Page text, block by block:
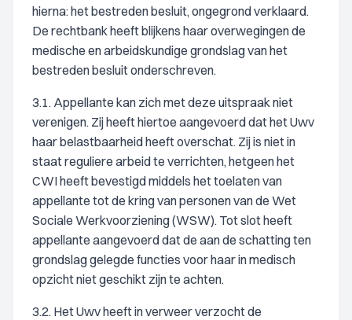
hierna: het bestreden besluit, ongegrond verklaard.
De rechtbank heeft blijkens haar overwegingen de
medische en arbeidskundige grondslag van het
bestreden besluit onderschreven.
3.1. Appellante kan zich met deze uitspraak niet
verenigen. Zij heeft hiertoe aangevoerd dat het Uwv
haar belastbaarheid heeft overschat. Zij is niet in
staat reguliere arbeid te verrichten, hetgeen het
CWI heeft bevestigd middels het toelaten van
appellante tot de kring van personen van de Wet
Sociale Werkvoorziening (WSW). Tot slot heeft
appellante aangevoerd dat de aan de schatting ten
grondslag gelegde functies voor haar in medisch
opzicht niet geschikt zijn te achten.
3.2. Het Uwv heeft in verweer verzocht de